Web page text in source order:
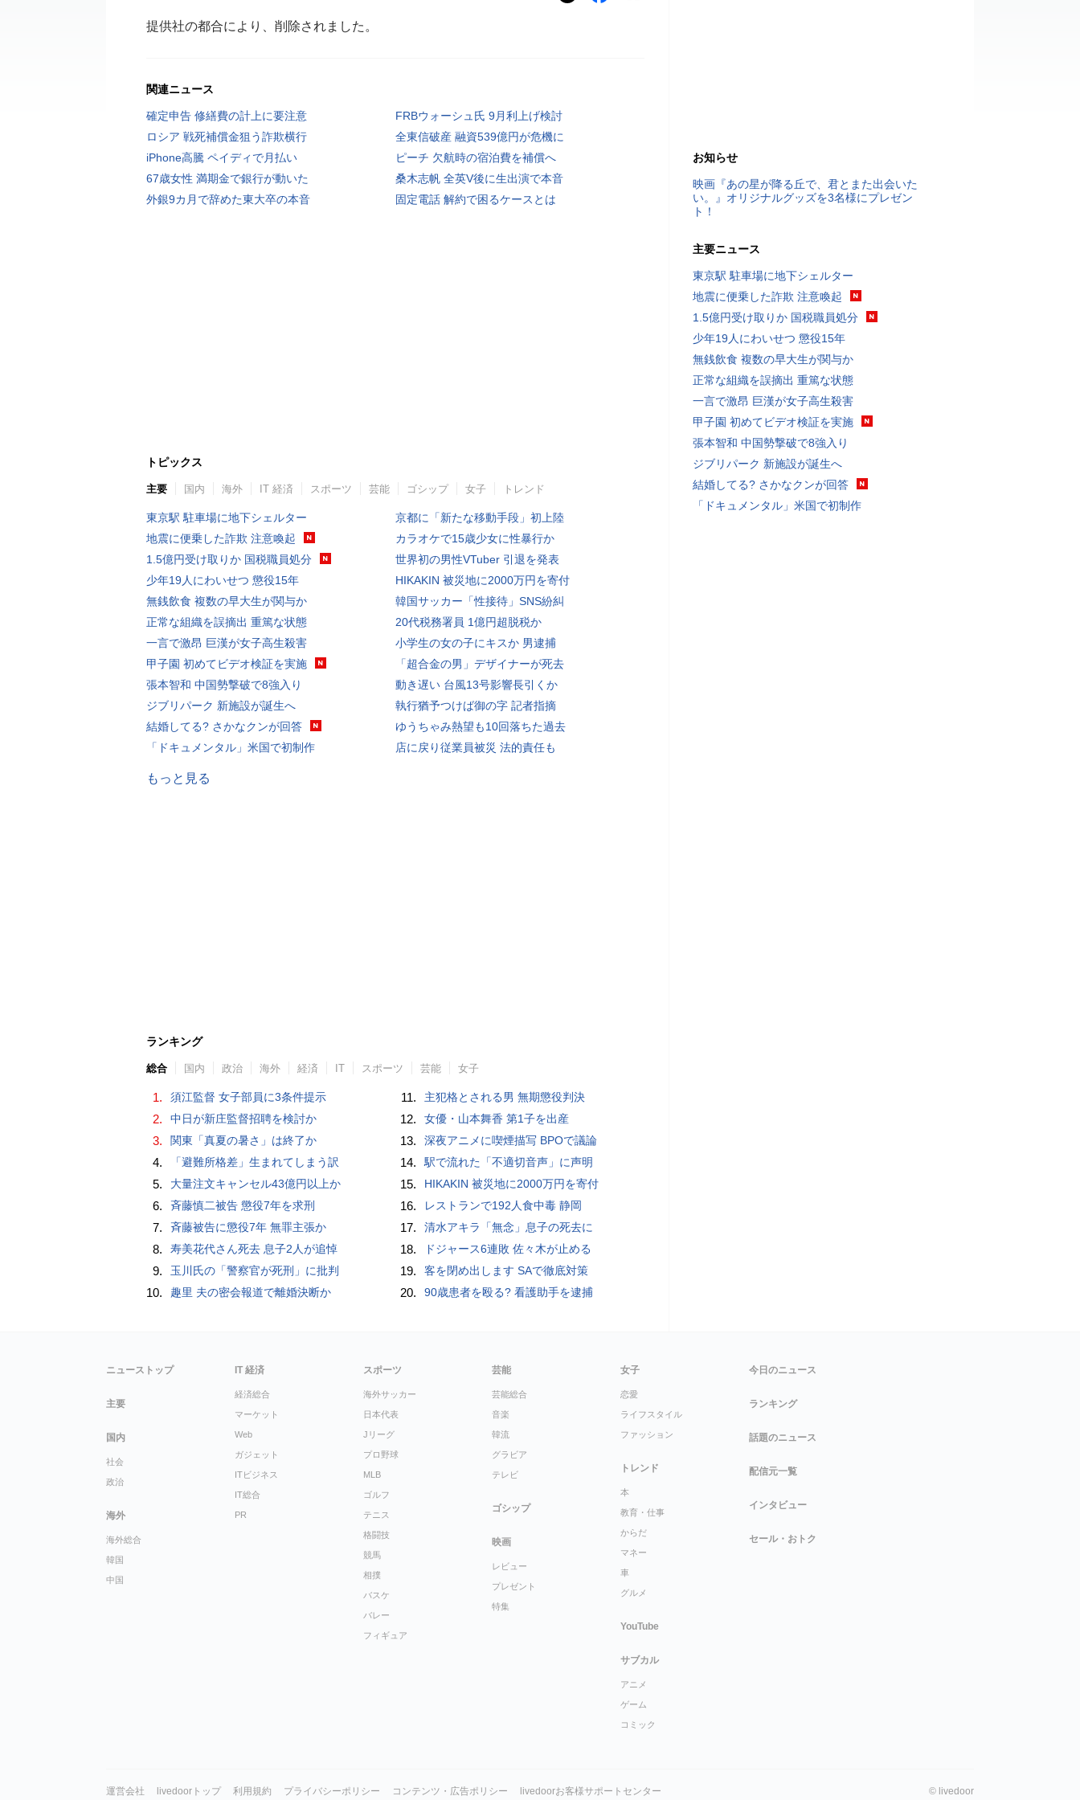
提供社の都合により、削除されました。
関連ニュース
確定申告 修繕費の計上に要注意
FRBウォーシュ氏 9月利上げ検討
ロシア 戦死補償金狙う詐欺横行
全東信破産 融資539億円が危機に
iPhone高騰 ペイディで月払い
ピーチ 欠航時の宿泊費を補償へ
67歳女性 満期金で銀行が動いた
桑木志帆 全英V後に生出演で本音
外銀9カ月で辞めた東大卒の本音
固定電話 解約で困るケースとは
トピックス
主要 国内 海外 IT 経済 スポーツ 芸能 ゴシップ 女子 トレンド
東京駅 駐車場に地下シェルター
地震に便乗した詐欺 注意喚起
1.5億円受け取りか 国税職員処分
少年19人にわいせつ 懲役15年
無銭飲食 複数の早大生が関与か
正常な組織を誤摘出 重篤な状態
一言で激昂 巨漢が女子高生殺害
甲子園 初めてビデオ検証を実施
張本智和 中国勢撃破で8強入り
ジブリパーク 新施設が誕生へ
結婚してる? さかなクンが回答
「ドキュメンタル」米国で初制作
京都に「新たな移動手段」初上陸
カラオケで15歳少女に性暴行か
世界初の男性VTuber 引退を発表
HIKAKIN 被災地に2000万円を寄付
韓国サッカー「性接待」SNS紛糾
20代税務署員 1億円超脱税か
小学生の女の子にキスか 男逮捕
「超合金の男」デザイナーが死去
動き遅い 台風13号影響長引くか
執行猶予つけば御の字 記者指摘
ゆうちゃみ熱望も10回落ちた過去
店に戻り従業員被災 法的責任も
もっと見る
ランキング
総合 国内 政治 海外 経済 IT スポーツ 芸能 女子
1. 須江監督 女子部員に3条件提示
2. 中日が新庄監督招聘を検討か
3. 関東「真夏の暑さ」は終了か
4. 「避難所格差」生まれてしまう訳
5. 大量注文キャンセル43億円以上か
6. 斉藤慎二被告 懲役7年を求刑
7. 斉藤被告に懲役7年 無罪主張か
8. 寿美花代さん死去 息子2人が追悼
9. 玉川氏の「警察官が死刑」に批判
10. 趣里 夫の密会報道で離婚決断か
11. 主犯格とされる男 無期懲役判決
12. 女優・山本舞香 第1子を出産
13. 深夜アニメに喫煙描写 BPOで議論
14. 駅で流れた「不適切音声」に声明
15. HIKAKIN 被災地に2000万円を寄付
16. レストランで192人食中毒 静岡
17. 清水アキラ「無念」息子の死去に
18. ドジャース6連敗 佐々木が止める
19. 客を閉め出します SAで徹底対策
20. 90歳患者を殴る? 看護助手を逮捕
お知らせ
映画『あの星が降る丘で、君とまた出会いた
い。』オリジナルグッズを3名様にプレゼン
ト！
主要ニュース
東京駅 駐車場に地下シェルター
地震に便乗した詐欺 注意喚起
1.5億円受け取りか 国税職員処分
少年19人にわいせつ 懲役15年
無銭飲食 複数の早大生が関与か
正常な組織を誤摘出 重篤な状態
一言で激昂 巨漢が女子高生殺害
甲子園 初めてビデオ検証を実施
張本智和 中国勢撃破で8強入り
ジブリパーク 新施設が誕生へ
結婚してる? さかなクンが回答
「ドキュメンタル」米国で初制作
ニューストップ
主要
国内
社会
政治
海外
海外総合
韓国
中国
IT 経済
経済総合
マーケット
Web
ガジェット
ITビジネス
IT総合
PR
スポーツ
海外サッカー
日本代表
Jリーグ
プロ野球
MLB
ゴルフ
テニス
格闘技
競馬
相撲
バスケ
バレー
フィギュア
芸能
芸能総合
音楽
韓流
グラビア
テレビ
ゴシップ
映画
レビュー
プレゼント
特集
女子
恋愛
ライフスタイル
ファッション
トレンド
本
教育・仕事
からだ
マネー
車
グルメ
YouTube
サブカル
アニメ
ゲーム
コミック
今日のニュース
ランキング
話題のニュース
配信元一覧
インタビュー
セール・おトク
運営会社 livedoorトップ 利用規約 プライバシーポリシー コンテンツ・広告ポリシー livedoorお客様サポートセンター © livedoor